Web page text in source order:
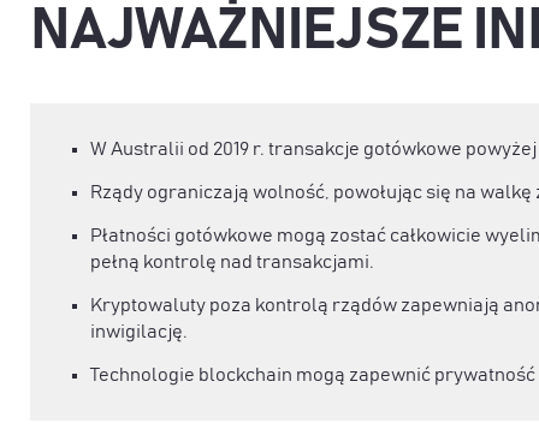
NAJWAŻNIEJSZE
W Australii od 2019 r. transakcje gotówkowe
Rządy ograniczają wolność, powołując się na
Płatności gotówkowe mogą zostać całkowicie
pełną kontrolę nad transakcjami.
Kryptowaluty poza kontrolą rządów zapewniają
inwigilację.
Technologie blockchain mogą zapewnić